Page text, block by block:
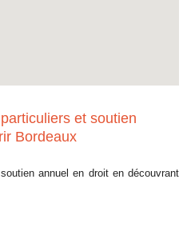
et soutien
Bordeaux
annuel en droit en découvrant